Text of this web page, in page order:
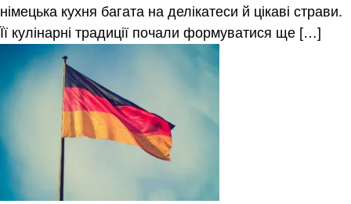
німецька кухня багата на делікатеси й цікаві страви.
Її кулінарні традиції почали формуватися ще […]